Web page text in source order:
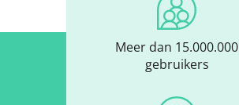
Meer dan 15.000.000
gebruikers